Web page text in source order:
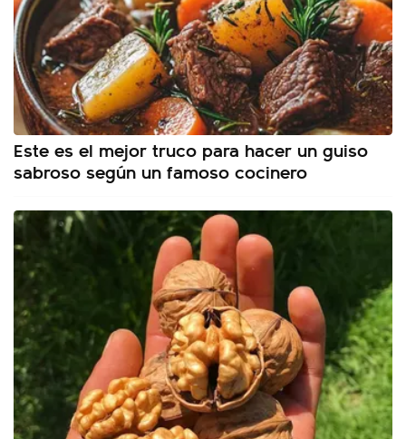
Este es el mejor truco para hacer un guiso
sabroso según un famoso cocinero